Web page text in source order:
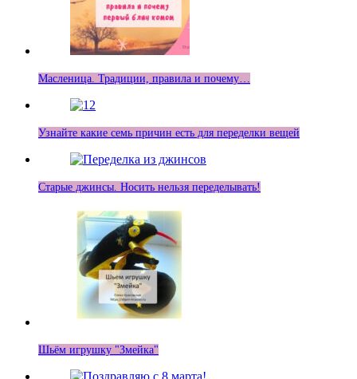
Масленица. Традиции, правила и почему…
Узнайте какие семь причин есть для переделки вещей
Старые джинсы. Носить нельзя переделывать!
Шьём игрушку "Змейка"